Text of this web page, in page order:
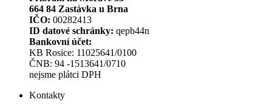
664 84 Zastávka u Brna
IČO: 00282413
ID datové schránky: qepb44n
Bankovní účet:
KB Rosice: 11025641/0100
ČNB: 94 -1513641/0710
nejsme plátci DPH
Kontakty